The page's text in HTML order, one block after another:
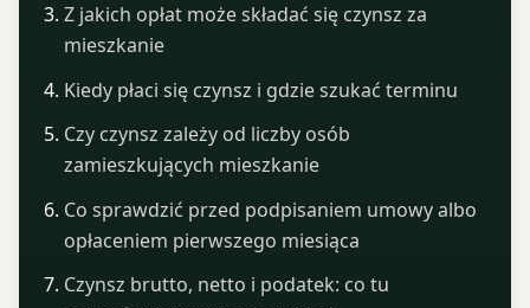
Z jakich opłat może składać się czynsz za
mieszkanie
Kiedy płaci się czynsz i gdzie szukać terminu
Czy czynsz zależy od liczby osób
zamieszkujących mieszkanie
Co sprawdzić przed podpisaniem umowy albo
opłaceniem pierwszego miesiąca
Czynsz brutto, netto i podatek: co tu